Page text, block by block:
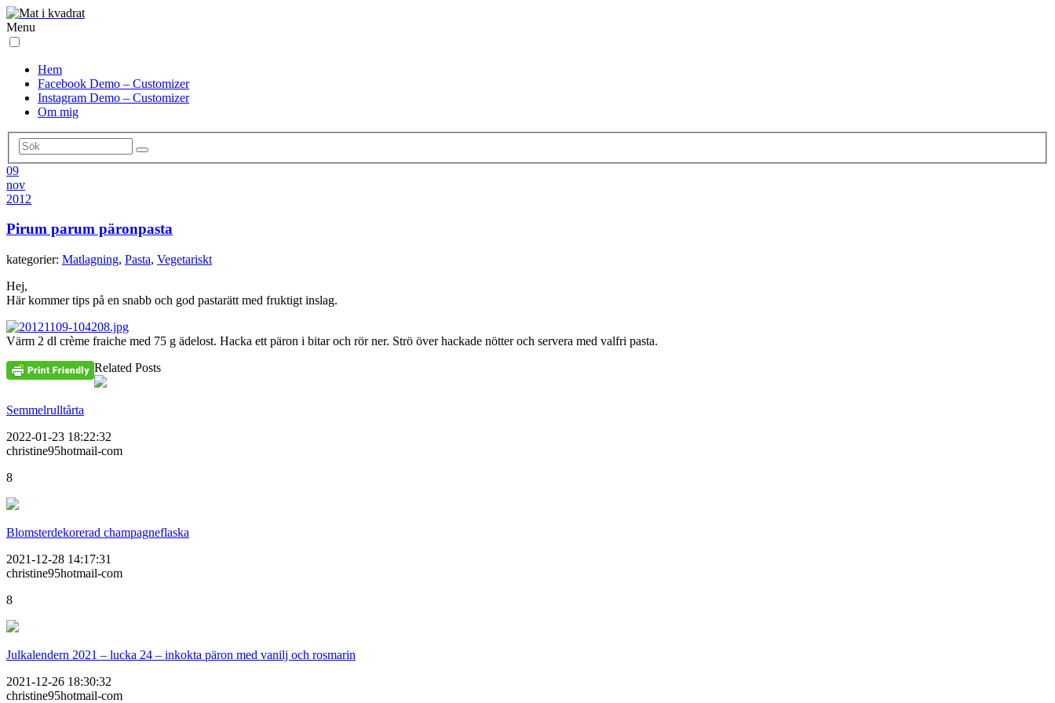
Menu
Hem
Facebook Demo – Customizer
Instagram Demo – Customizer
Om mig
09
nov
2012
Pirum parum päronpasta
kategorier: Matlagning, Pasta, Vegetariskt
Hej,
Här kommer tips på en snabb och god pastarätt med fruktigt inslag.
Värm 2 dl crème fraiche med 75 g ädelost. Hacka ett päron i bitar och rör ner. Strö över hackade nötter och servera med valfri pasta.
Related Posts
Semmelrulltårta
2022-01-23 18:22:32
christine95hotmail-com
8
Blomsterdekorerad champagneflaska
2021-12-28 14:17:31
christine95hotmail-com
8
Julkalendern 2021 – lucka 24 – inkokta päron med vanilj och rosmarin
2021-12-26 18:30:32
christine95hotmail-com